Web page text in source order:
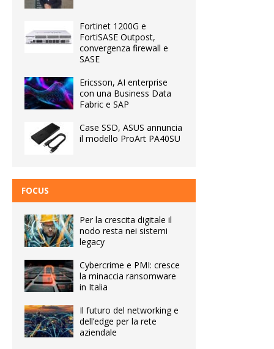
Fortinet 1200G e
FortiSASE Outpost,
convergenza firewall e
SASE
Ericsson, AI enterprise
con una Business Data
Fabric e SAP
Case SSD, ASUS annuncia
il modello ProArt PA40SU
FOCUS
Per la crescita digitale il
nodo resta nei sistemi
legacy
Cybercrime e PMI: cresce
la minaccia ransomware
in Italia
Il futuro del networking e
dell’edge per la rete
aziendale